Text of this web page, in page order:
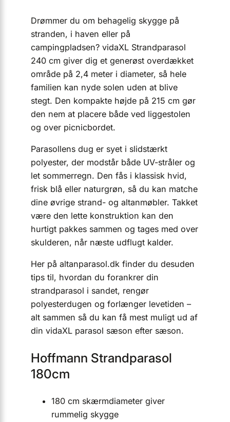
Drømmer du om behagelig skygge på
stranden, i haven eller på
campingpladsen? vidaXL Strandparasol
240 cm giver dig et generøst overdækket
område på 2,4 meter i diameter, så hele
familien kan nyde solen uden at blive
stegt. Den kompakte højde på 215 cm gør
den nem at placere både ved liggestolen
og over picnicbordet.
Parasollens dug er syet i slidstærkt
polyester, der modstår både UV-stråler og
let sommerregn. Den fås i klassisk hvid,
frisk blå eller naturgrøn, så du kan matche
dine øvrige strand- og altanmøbler. Takket
være den lette konstruktion kan den
hurtigt pakkes sammen og tages med over
skulderen, når næste udflugt kalder.
Her på altanparasol.dk finder du desuden
tips til, hvordan du forankrer din
strandparasol i sandet, rengør
polyesterdugen og forlænger levetiden –
alt sammen så du kan få mest muligt ud af
din vidaXL parasol sæson efter sæson.
Hoffmann Strandparasol
180cm
180 cm skærmdiameter giver
rummelig skygge